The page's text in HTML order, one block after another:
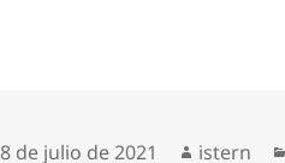
Publicado
8 de julio de 2021 Autor
istern